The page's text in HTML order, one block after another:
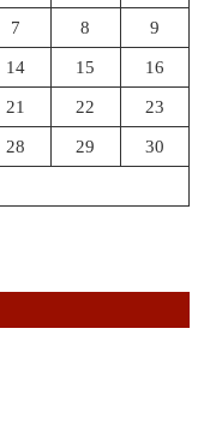
7 8 9
14 15 16
21 22 23
28 29 30